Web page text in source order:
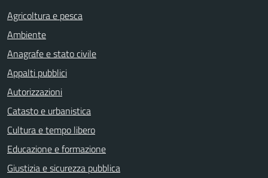
Agricoltura e pesca
Ambiente
Anagrafe e stato civile
Appalti pubblici
Autorizzazioni
Catasto e urbanistica
Cultura e tempo libero
Educazione e formazione
Giustizia e sicurezza pubblica